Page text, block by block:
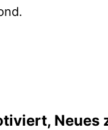
Neues